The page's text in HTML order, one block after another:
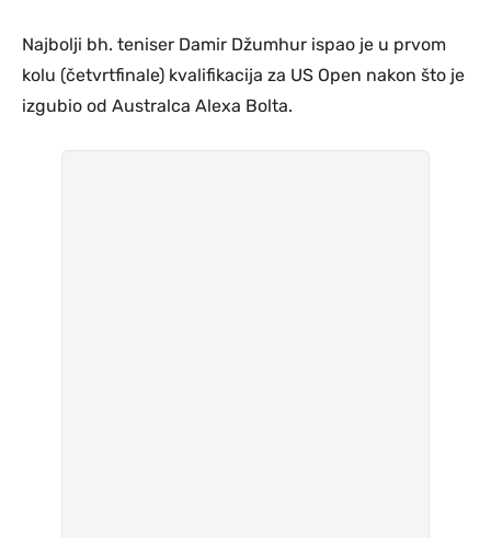
Najbolji bh. teniser Damir Džumhur ispao je u prvom
kolu (četvrtfinale) kvalifikacija za US Open nakon što je
izgubio od Australca Alexa Bolta.